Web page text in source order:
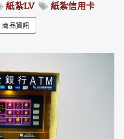
紙紮LV 紙紮信用卡
商品資訊